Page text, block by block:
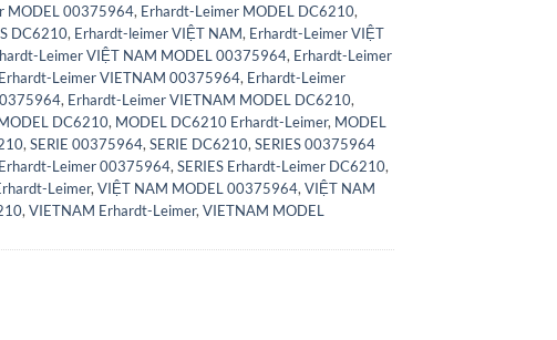
MODEL 00375964, Erhardt-Leimer MODEL DC6210,
DC6210, Erhardt-leimer VIỆT NAM, Erhardt-Leimer VIỆT
Leimer VIỆT NAM MODEL 00375964, Erhardt-Leimer
Erhardt-Leimer VIETNAM 00375964, Erhardt-Leimer
, Erhardt-Leimer VIETNAM MODEL DC6210,
DC6210, MODEL DC6210 Erhardt-Leimer, MODEL
, SERIE 00375964, SERIE DC6210, SERIES 00375964
Erhardt-Leimer 00375964, SERIES Erhardt-Leimer DC6210,
Leimer, VIỆT NAM MODEL 00375964, VIỆT NAM
, VIETNAM Erhardt-Leimer, VIETNAM MODEL